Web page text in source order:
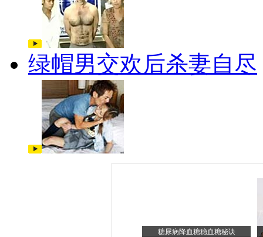
绿帽男交欢后杀妻自尽
糖尿病降血糖稳血糖秘诀